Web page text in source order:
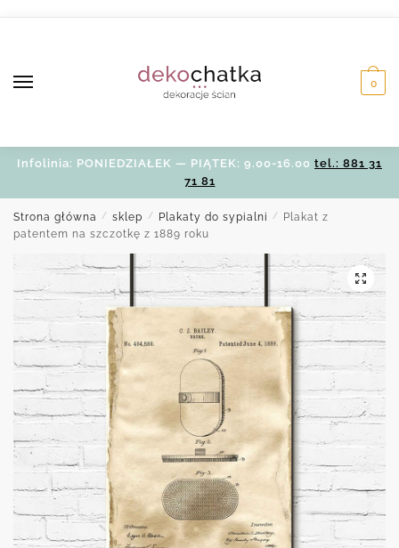
0
Infolinia: PONIEDZIAŁEK — PIĄTEK: 9.00-16.00 tel.: 881 31
71 81
Strona główna / sklep / Plakaty do sypialni /
Plakat z
patentem na szczotkę z 1889 roku